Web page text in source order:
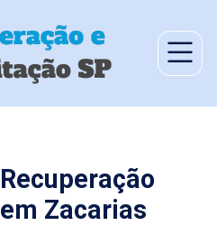
Zacarias